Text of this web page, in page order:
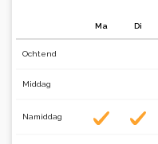
Ma Di
Ochtend
Middag
Namiddag